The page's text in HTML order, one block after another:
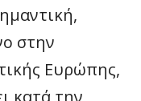
στην
Ευρώπης,